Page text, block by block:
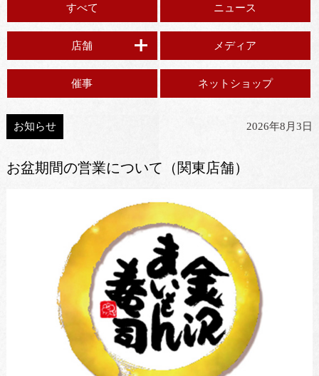
すべて ニュース
店舗 メディア
催事 ネットショップ
お知らせ 2026年8月3日
お盆期間の営業について（関東店舗）